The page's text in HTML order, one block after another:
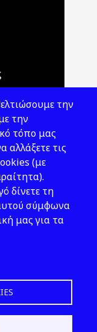
την
την
τόπο μας
αλλάξετε τις
(με
δίνετε τη
σύμφωνα
μας για τα